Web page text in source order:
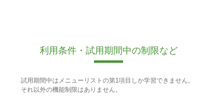
利用条件・試用期間中の制限など
試用期間中はメニューリストの第1項目しか学習できません。
それ以外の機能制限はありません。